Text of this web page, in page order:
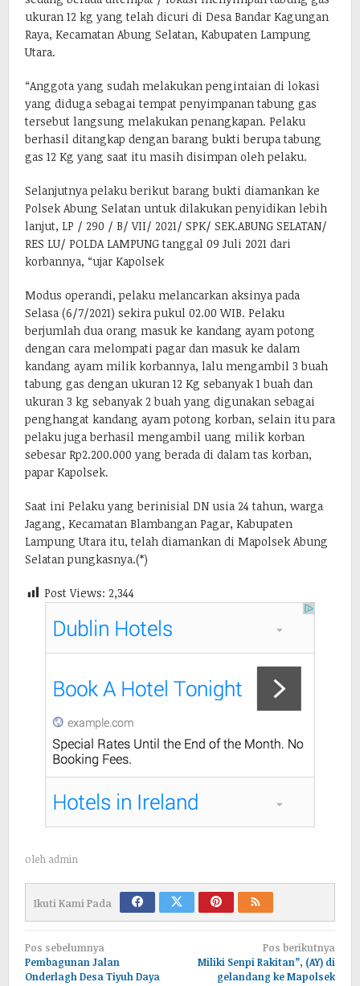
ukuran 12 kg yang telah dicuri di Desa Bandar Kagungan
Raya, Kecamatan Abung Selatan, Kabupaten Lampung
Utara.
“Anggota yang sudah melakukan pengintaian di lokasi
yang diduga sebagai tempat penyimpanan tabung gas
tersebut langsung melakukan penangkapan. Pelaku
berhasil ditangkap dengan barang bukti berupa tabung
gas 12 Kg yang saat itu masih disimpan oleh pelaku.
Selanjutnya pelaku berikut barang bukti diamankan ke
Polsek Abung Selatan untuk dilakukan penyidikan lebih
lanjut, LP / 290 / B/ VII/ 2021/ SPK/ SEK.ABUNG SELATAN/
RES LU/ POLDA LAMPUNG tanggal 09 Juli 2021 dari
korbannya, “ujar Kapolsek
Modus operandi, pelaku melancarkan aksinya pada
Selasa (6/7/2021) sekira pukul 02.00 WIB. Pelaku
berjumlah dua orang masuk ke kandang ayam potong
dengan cara melompati pagar dan masuk ke dalam
kandang ayam milik korbannya, lalu mengambil 3 buah
tabung gas dengan ukuran 12 Kg sebanyak 1 buah dan
ukuran 3 kg sebanyak 2 buah yang digunakan sebagai
penghangat kandang ayam potong korban, selain itu para
pelaku juga berhasil mengambil uang milik korban
sebesar Rp2.200.000 yang berada di dalam tas korban,
papar Kapolsek.
Saat ini Pelaku yang berinisial DN usia 24 tahun, warga
Jagang, Kecamatan Blambangan Pagar, Kabupaten
Lampung Utara itu, telah diamankan di Mapolsek Abung
Selatan pungkasnya.(*)
Post Views: 2,344
oleh admin
Ikuti Kami Pada
Navigasi
pos
Pos sebelumnya
Pembagunan Jalan
Onderlagh Desa Tiyuh Daya
Pos berikutnya
Miliki Senpi Rakitan”, (AY) di
gelandang ke Mapolsek